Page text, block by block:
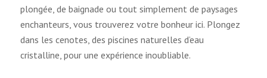
plongée, de baignade ou tout simplement de paysages
enchanteurs, vous trouverez votre bonheur ici. Plongez
dans les cenotes, des piscines naturelles d’eau
cristalline, pour une expérience inoubliable.